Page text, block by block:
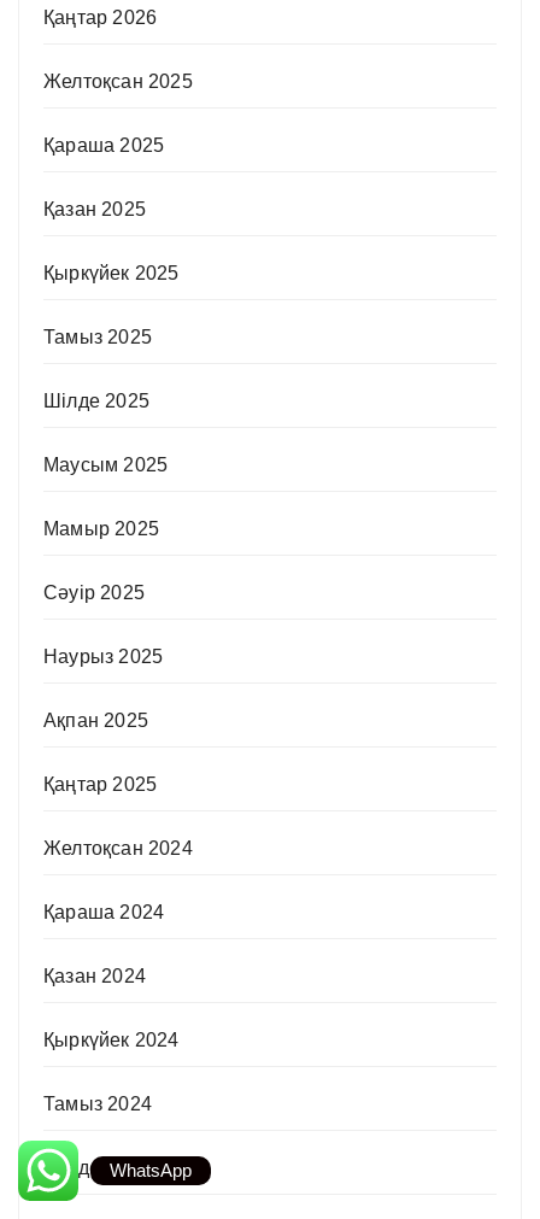
Қаңтар 2026
Желтоқсан 2025
Қараша 2025
Қазан 2025
Қыркүйек 2025
Тамыз 2025
Шілде 2025
Маусым 2025
Мамыр 2025
Сәуір 2025
Наурыз 2025
Ақпан 2025
Қаңтар 2025
Желтоқсан 2024
Қараша 2024
Қазан 2024
Қыркүйек 2024
Тамыз 2024
Шілде 2024WhatsApp